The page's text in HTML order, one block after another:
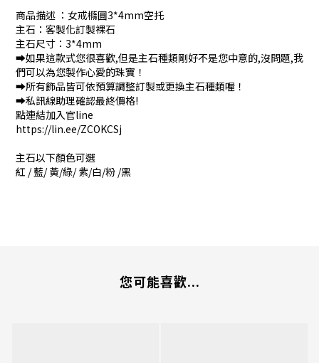
商品描述 ：女戒橢圓3*4mm空托
主石：客製化訂製裸石
主石尺寸：3*4mm
➡️如果這款式您很喜歡,但是主石種類剛好不是您中意的,沒問題,我
們可以為您製作心愛的珠寶！
➡️所有飾品皆可依預算調整訂製或更換主石種類喔！
➡️私訊線助理確認最終價格!
點連結加入官line
https://lin.ee/ZCOKCSj
主石以下顏色可選
紅 / 藍/ 黃/綠/ 紫/白/粉 /黑
您可能喜歡...